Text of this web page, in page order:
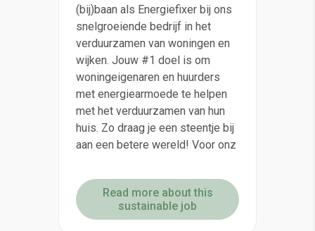
(bij)baan als Energiefixer bij ons
snelgroeiende bedrijf in het
verduurzamen van woningen en
wijken. Jouw #1 doel is om
woningeigenaren en huurders
met energiearmoede te helpen
met het verduurzamen van hun
huis. Zo draag je een steentje bij
aan een betere wereld! Voor onz
Read more about this
sustainable job